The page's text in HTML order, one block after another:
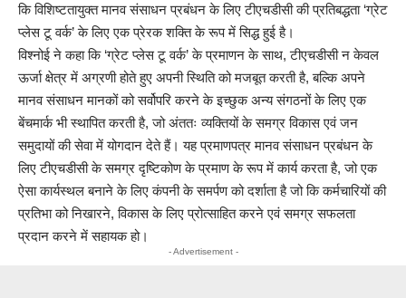
कि विशिष्‍टतायुक्‍त मानव संसाधन प्रबंधन के लिए टीएचडीसी की प्रतिबद्धता ‘ग्रेट
प्लेस टू वर्क’ के लिए एक प्रेरक शक्ति के रूप में सिद्ध हुई है।
विश्नोई ने कहा कि ‘ग्रेट प्लेस टू वर्क’ के प्रमाणन के साथ, टीएचडीसी न केवल
ऊर्जा क्षेत्र में अग्रणी होते हुए अपनी स्थिति को मजबूत करती है, बल्कि अपने
मानव संसाधन मानकों को सर्वोपरि करने के इच्छुक अन्य संगठनों के लिए एक
बेंचमार्क भी स्थापित करती है, जो अंततः व्यक्तियों के समग्र विकास एवं जन
समुदायों की सेवा में योगदान देते हैं। यह प्रमाणपत्र मानव संसाधन प्रबंधन के
लिए टीएचडीसी के समग्र दृष्टिकोण के प्रमाण के रूप में कार्य करता है, जो एक
ऐसा कार्यस्थल बनाने के लिए कंपनी के समर्पण को दर्शाता है जो कि कर्मचारियों की
प्रतिभा को निखारने, विकास के लिए प्रोत्साहित करने एवं समग्र सफलता
प्रदान करने में सहायक हो।
- Advertisement -